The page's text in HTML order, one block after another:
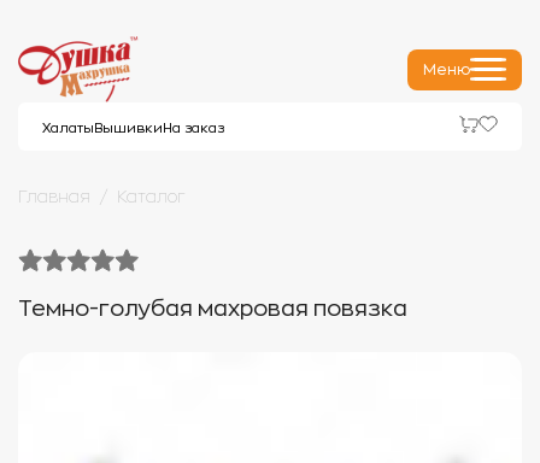
Меню
Халаты Вышивки На заказ
Главная Каталог
Темно-голубая махровая повязка